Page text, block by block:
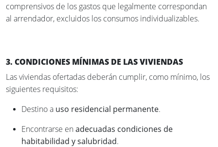
comprensivos de los gastos que legalmente correspondan
al arrendador, excluidos los consumos individualizables.
3. CONDICIONES MÍNIMAS DE LAS VIVIENDAS
Las viviendas ofertadas deberán cumplir, como mínimo, los
siguientes requisitos:
Destino a uso residencial permanente.
Encontrarse enadecuadas condiciones de
habitabilidad y salubridad.